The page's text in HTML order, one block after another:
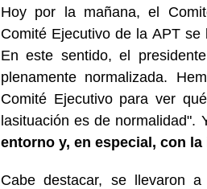
Hoy por la mañana, el
Comité Ejecutivo de la APT se
En este sentido, el
plenamente normalizada.
Comité Ejecutivo para ver
lasituación es de normalidad".
entorno y, en especial, con
Cabe destacar, se llevaron